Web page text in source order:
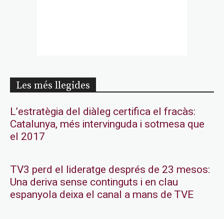
Les més llegides
L’estratègia del diàleg certifica el fracàs:
Catalunya, més intervinguda i sotmesa que
el 2017
TV3 perd el lideratge després de 23 mesos:
Una deriva sense continguts i en clau
espanyola deixa el canal a mans de TVE